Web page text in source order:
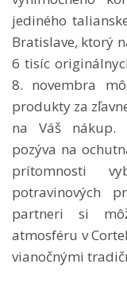
jediného
Bratislave, ktorý
6 tisíc
8. novembra
produkty za
na Váš nákup.
pozýva na
prítomnosti
potravinových
partneri si
atmosféru v
vianočnými